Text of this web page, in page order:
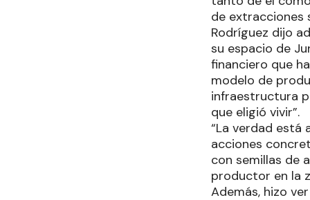
de extracciones
Rodríguez dijo
su espacio de
financiero que
modelo de
infraestructura
que eligió vivir”.
“La verdad está
acciones
con semillas de
productor en la
Además, hizo